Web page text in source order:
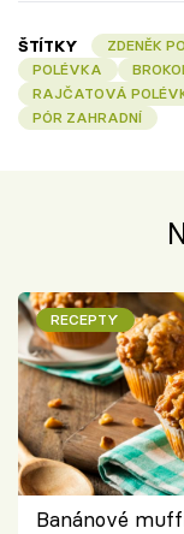
ŠTÍTKY ZDENĚK
POLÉVKA
RAJČATOVÁ
PÓR ZAHRADNÍ
RECEPTY
Banánové